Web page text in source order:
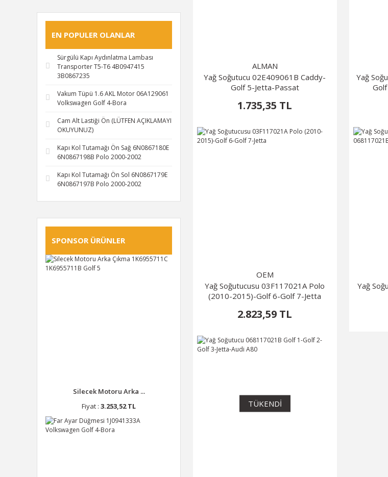
EN POPULER OLANLAR
Sürgülü Kapı Aydınlatma Lambası
Transporter T5-T6 4B0947415
3B0867235
Vakum Tüpü 1.6 AKL Motor 06A129061
Volkswagen Golf 4-Bora
Cam Alt Lastiği Ön (LÜTFEN AÇIKLAMAYI
OKUYUNUZ)
Kapı Kol Tutamağı Ön Sağ 6N0867180E
6N0867198B Polo 2000-2002
Kapı Kol Tutamağı Ön Sol 6N0867179E
6N0867197B Polo 2000-2002
SPONSOR ÜRÜNLER
Silecek Motoru Arka ...
Fiyat : 3.253,52 TL
ALMAN
Yağ Soğutucu 02E409061B Caddy-
Golf 5-Jetta-Passat
1.735,35 TL
Yağ
OEM
Yağ Soğutucusu 03F117021A Polo
(2010-2015)-Golf 6-Golf 7-Jetta
2.823,59 TL
Yağ
TÜKENDİ